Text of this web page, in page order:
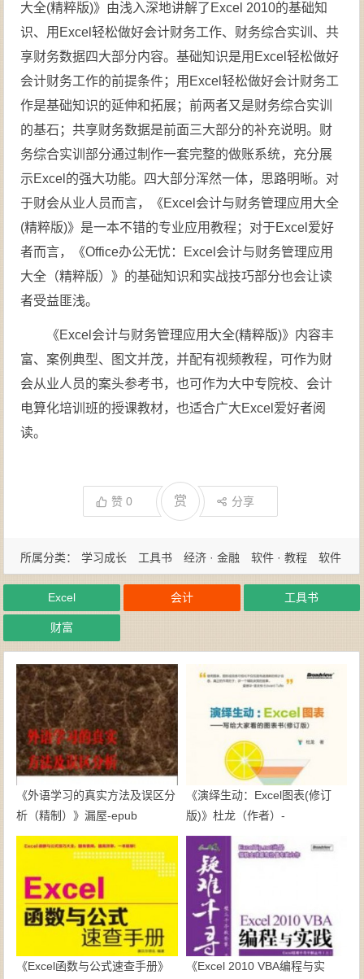
大全(精粹版)》由浅入深地讲解了Excel 2010的基础知
识、用Excel轻松做好会计财务工作、财务综合实训、共
享财务数据四大部分内容。基础知识是用Excel轻松做好
会计财务工作的前提条件；用Excel轻松做好会计财务工
作是基础知识的延伸和拓展；前两者又是财务综合实训
的基石；共享财务数据是前面三大部分的补充说明。财
务综合实训部分通过制作一套完整的做账系统，充分展
示Excel的强大功能。四大部分浑然一体，思路明晰。对
于财会从业人员而言，《Excel会计与财务管理应用大全
(精粹版)》是一本不错的专业应用教程；对于Excel爱好
者而言，《Office办公无忧：Excel会计与财务管理应用
大全（精粹版）》的基础知识和实战技巧部分也会让读
者受益匪浅。
《Excel会计与财务管理应用大全(精粹版)》内容丰
富、案例典型、图文并茂，并配有视频教程，可作为财
会从业人员的案头参考书，也可作为大中专院校、会计
电算化培训班的授课教材，也适合广大Excel爱好者阅
读。
赞0 赏 分享
所属分类： 学习成长 工具书 经济 · 金融 软件 · 教程
软件
Excel
会计 工具书
财富
《外语学习的真实方法及误区分
析（精制）》漏屋-epub
《演绎生动：Excel图表(修订
版)》杜龙（作者）-
epub+mobi+azw3
《Excel函数与公式速查手册》
《Excel 2010 VBA编程与实